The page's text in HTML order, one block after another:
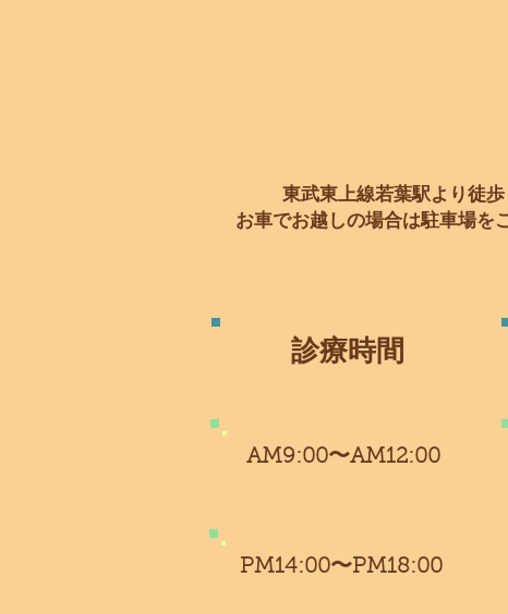
東武東上線若葉駅より徒歩
お車でお越しの場合は駐車場を
​診療時間
​AM9:00〜AM12:00
​PM14:00〜PM18:00